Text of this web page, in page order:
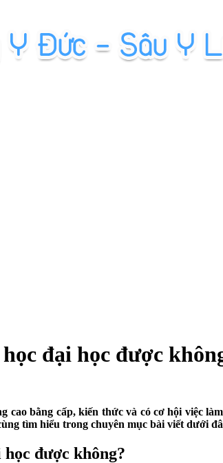
đại học được
bằng cấp, kiến thức và có cơ hội việc
tìm hiểu trong chuyên mục bài viết dưới
được không?